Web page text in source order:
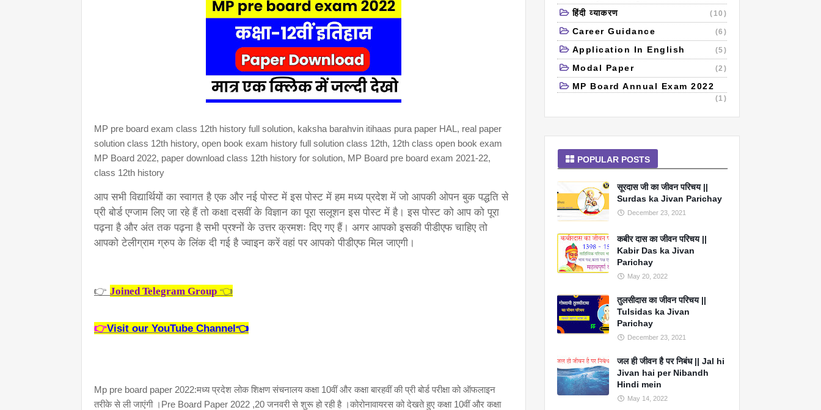
MP pre board exam class 12th history full solution, kaksha barahvin itihaas pura paper HAL, real paper
solution class 12th history, open book exam history full solution class 12th, 12th class open book exam
MP Board 2022, paper download class 12th history for solution, MP Board pre board exam 2021-22,
class 12th history
आप सभी विद्यार्थियों का स्वागत है एक और नई पोस्ट में इस पोस्ट में हम मध्य प्रदेश में जो आपकी ओपन बुक पद्धति से
प्री बोर्ड एग्जाम लिए जा रहे हैं तो कक्षा दसवीं के विज्ञान का पूरा सलूशन इस पोस्ट में है। इस पोस्ट को आप को पूरा
पढ़ना है और अंत तक पढ़ना है सभी प्रश्नों के उत्तर क्रमशः दिए गए हैं। अगर आपको इसकी पीडीएफ चाहिए तो
आपको टेलीग्राम ग्रुप के लिंक दी गई है ज्वाइन करें वहां पर आपको पीडीएफ मिल जाएगी।
👉 Joined Telegram Group 👈
👉Visit our YouTube Channel👈
Mp pre board paper 2022:मध्य प्रदेश लोक शिक्षण संचनालय कक्षा 10वीं और कक्षा बारहवीं की प्री बोर्ड परीक्षा को ऑफलाइन
तरीके से ली जाएंगी ।Pre Board Paper 2022 ,20 जनवरी से शुरू हो रही है ।कोरोनावायरस को देखते हुए कक्षा 10वीं और कक्षा
हिंदी व्याकरण (10)
Career Guidance (6)
Application In English (5)
Modal Paper (2)
MP Board Annual Exam 2022
(1)
POPULAR POSTS
सूरदास जी का जीवन परिचय ||
Surdas ka Jivan Parichay
December 23, 2021
कबीर दास का जीवन परिचय ||
Kabir Das ka Jivan
Parichay
May 20, 2022
तुलसीदास का जीवन परिचय ||
Tulsidas ka Jivan
Parichay
December 23, 2021
जल ही जीवन है पर निबंध || Jal hi
Jivan hai per Nibandh
Hindi mein
May 14, 2022